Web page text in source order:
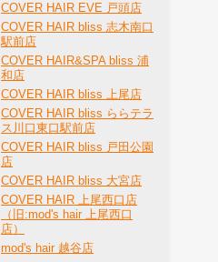
COVER HAIR EVE 戸頭店
COVER HAIR bliss 志木南口
駅前店
COVER HAIR&SPA bliss 浦
和店
COVER HAIR bliss 上尾店
COVER HAIR bliss ららテラ
ス川口東口駅前店
COVER HAIR bliss 戸田公園
店
COVER HAIR bliss 大宮店
COVER HAIR 上尾西口店
（旧:mod's hair 上尾西口
店）
mod's hair 越谷店